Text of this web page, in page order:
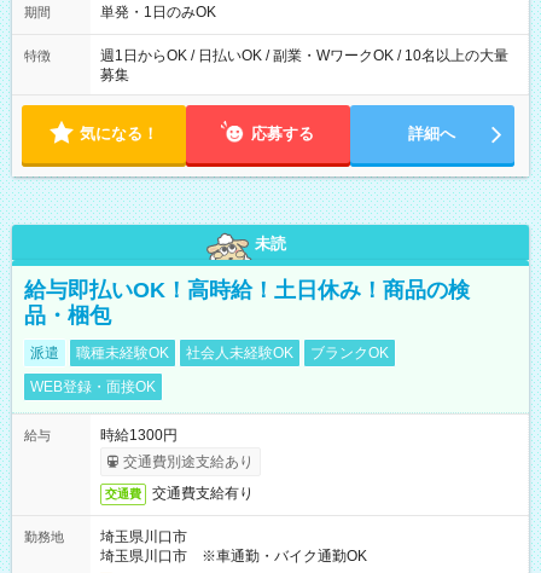
期間 単発・1日のみOK
特徴
週1日からOK / 日払いOK / 副業・WワークOK / 10名以上の大量
募集
気になる！ 応募する 詳細へ
未読
給与即払いOK！高時給！土日休み！商品の検
品・梱包
派遣 職種未経験OK 社会人未経験OK
ブランクOK
WEB登録・面接OK
給与
時給1300円
交通費別途支給あり
交通費 交通費支給有り
勤務地
埼玉県川口市
埼玉県川口市 ※車通勤・バイク通勤OK